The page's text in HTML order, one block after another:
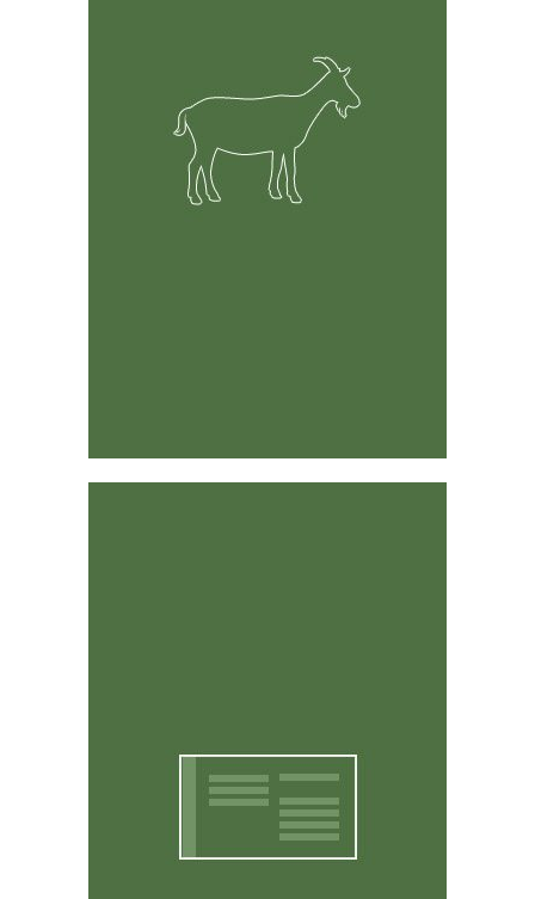
Herramienta rica en funciones
Rastrear fácilmente la información sobre sus cabras
incluyendo, pero no limitado a salud, cría y registros
financieros.
Fácil de usar
CritterWorks está diseñado para ser intuitivo y fácil de